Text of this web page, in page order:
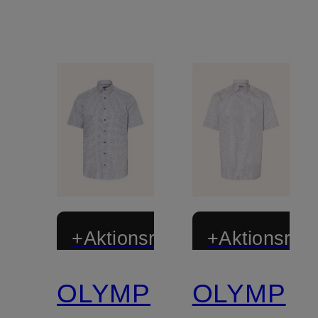
+Aktionsrabatt
Zertifiziert
OLYMP Zertifiziert
OLYMP